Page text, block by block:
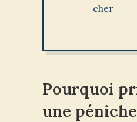
cher
Pourquoi
une